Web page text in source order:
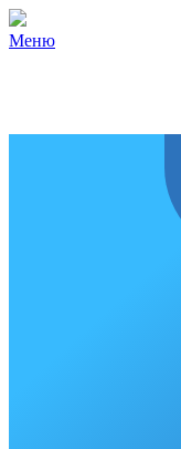
Меню